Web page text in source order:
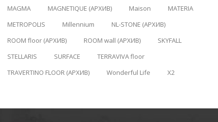
MAGMA
MAGNETIQUE (АРХИВ) Maison
MATERIA
METROPOLIS
Millennium
NL-STONE (АРХИВ)
ROOM floor (АРХИВ)
ROOM wall (АРХИВ)
SKYFALL
STELLARIS
SURFACE
TERRAVIVA floor
TRAVERTINO FLOOR (АРХИВ)
Wonderful Life X2